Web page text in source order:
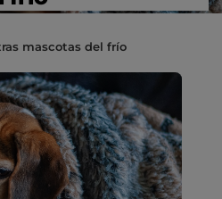
mascotas del frío